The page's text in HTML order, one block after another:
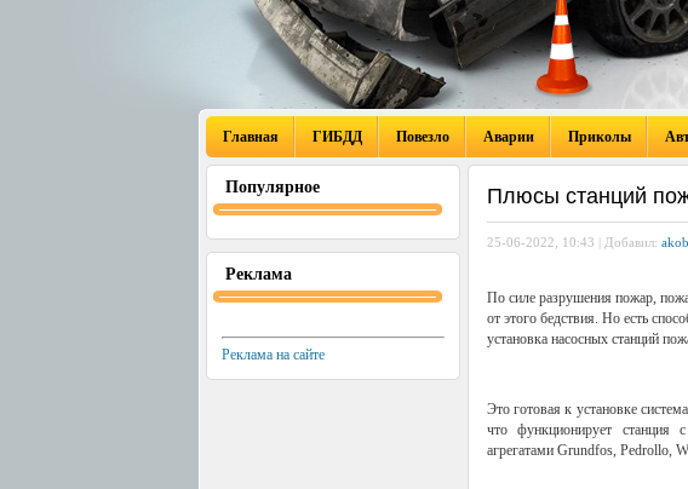
Главная ГИБДД Повезло Аварии Приколы
Популярное
Реклама
Реклама на сайте
Плюсы станций
25-06-2022, 10:43 | Добавил:
По силе разрушения пожар,
от этого бедствия. Но есть
установка насосных станций
Это готовая к установке
что функционирует станция
агрегатами Grundfos, Pedrollo,